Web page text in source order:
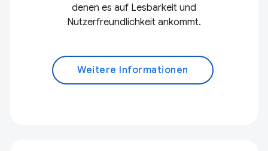
denen es auf Lesbarkeit und
Nutzerfreundlichkeit ankommt.
Weitere Informationen